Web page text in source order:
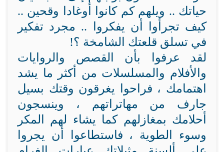
حياتك .. ويلهم كم كانوا أوغادا وقحين ..
كيف تجرأوا أن يفكروا .. مجرد تفكير
في تسلق قلعتك الشامخة ؟!
لقد عرفوا بأن القصص والروايات
والأفلام والمسلسلات من أكثر ما يشد
اهتمامك ، فراحوا يغرقون وقتك بسيل
جارف من مهاتراتهم ، وينسجون
أحلامك بمغازلهم كما يشاء لهم المكر
وسوء الطوية ، فاستطاعوا أن يجروا